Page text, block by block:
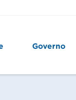
Governo